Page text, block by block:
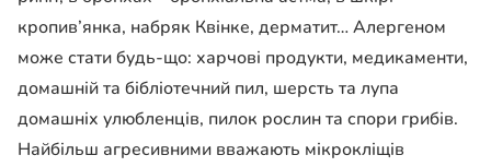
кропив’янка, набряк Квінке, дерматит… Алергеном
може стати будь-що: харчові продукти, медикаменти,
домашній та бібліотечний пил, шерсть та лупа
домашніх улюбленців, пилок рослин та спори грибів.
Найбільш агресивними вважають мікрокліщів